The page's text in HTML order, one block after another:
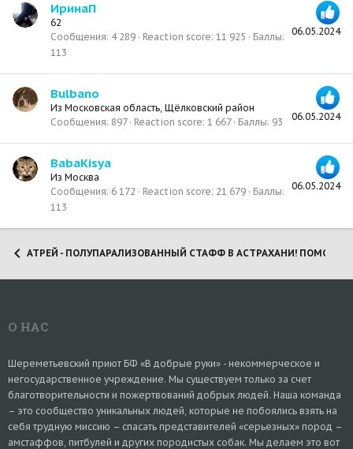
06.05.2024
ИринаП
62
Сообщения 4 289 Reaction score 11 925
Баллы
113
06.05.2024
Bulbano
Из Московская область, Щёлковский район
Сообщения 897 Reaction score 1 667 Баллы 93
06.05.2024
BabaKisya
Из Москва
Сообщения 6 172 Reaction score 21 679
Баллы
113
АТРЕЙ - ПОЛУПАРАЛИЗОВАННЫЙ СТАФФ В АСТРАХАНИ!
О НАС
Шереметьевский приют БФ «В добрые руки» - некоммерческое и
негосударственное учреждение. Мы существуем только за счет
благотворительности и пожертвований добрых людей. Наша команда
– это сообщество уникальных людей, которые не побоялись взять на
себя трудную миссию – спасать представителей «серьезных» пород –
амстаффов, питбулей и других породистых собак. Мы делаем это вот